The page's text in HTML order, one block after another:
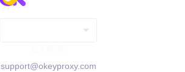
support@okeyproxy.com